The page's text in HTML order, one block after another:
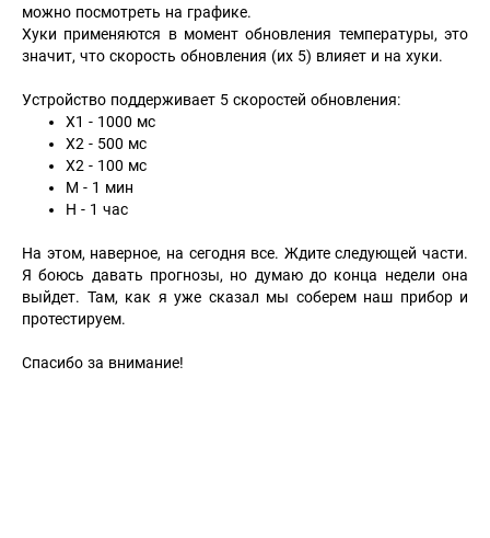
можно посмотреть на графике.
Хуки применяются в момент обновления температуры, это
значит, что скорость обновления (их 5) влияет и на хуки.
Устройство поддерживает 5 скоростей обновления:
X1 - 1000 мс
X2 - 500 мс
X2 - 100 мс
M - 1 мин
H - 1 час
На этом, наверное, на сегодня все. Ждите следующей части.
Я боюсь давать прогнозы, но думаю до конца недели она
выйдет. Там, как я уже сказал мы соберем наш прибор и
протестируем.
Спасибо за внимание!